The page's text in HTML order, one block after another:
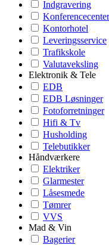
Indgravering
Konferencecenter
Kontorhotel
Leveringsservice
Trafikskole
Valutaveksling
Elektronik & Tele
EDB
EDB Løsninger
Fotoforretninger
Hifi & Tv
Husholding
Telebutikker
Håndværkere
Elektriker
Glarmester
Låsesmede
Tømrer
VVS
Mad & Vin
Bagerier